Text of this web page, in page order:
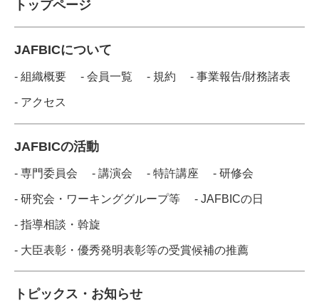
トップページ
JAFBICについて
- 組織概要 - 会員一覧 - 規約 - 事業報告/財務諸表
- アクセス
JAFBICの活動
- 専門委員会 - 講演会 - 特許講座 - 研修会
- 研究会・ワーキンググループ等 - JAFBICの日
- 指導相談・斡旋
- 大臣表彰・優秀発明表彰等の受賞候補の推薦
トピックス・お知らせ